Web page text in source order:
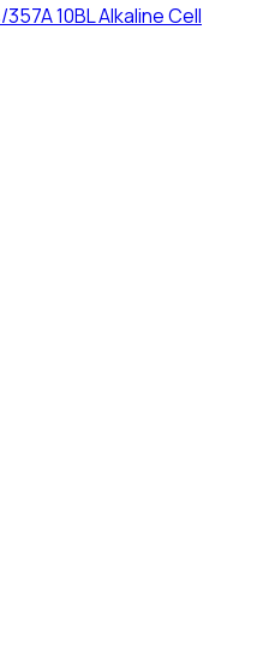
10BL Alkaline Cell